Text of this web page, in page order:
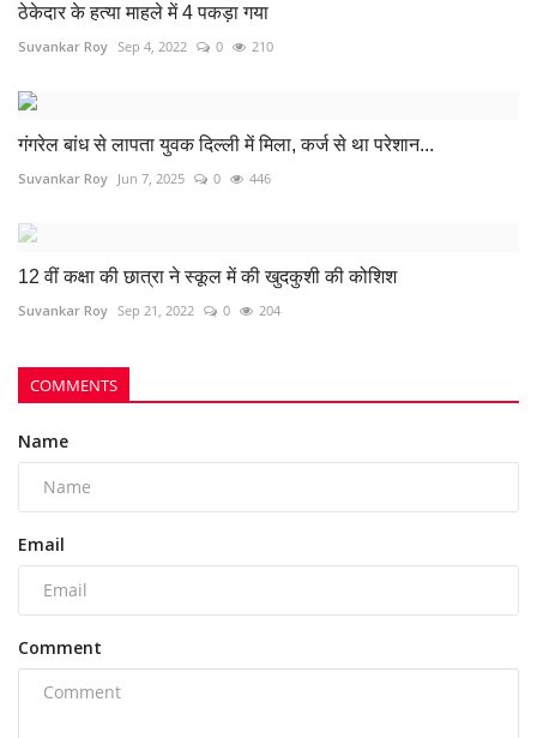
ठेकेदार के हत्या माहले में 4 पकड़ा गया
Suvankar Roy Sep 4, 2022 0 210
गंगरेल बांध से लापता युवक दिल्ली में मिला, कर्ज से था परेशान...
Suvankar Roy Jun 7, 2025 0 446
12 वीं कक्षा की छात्रा ने स्कूल में की खुदकुशी की कोशिश
Suvankar Roy Sep 21, 2022 0 204
COMMENTS
Name
Email
Comment